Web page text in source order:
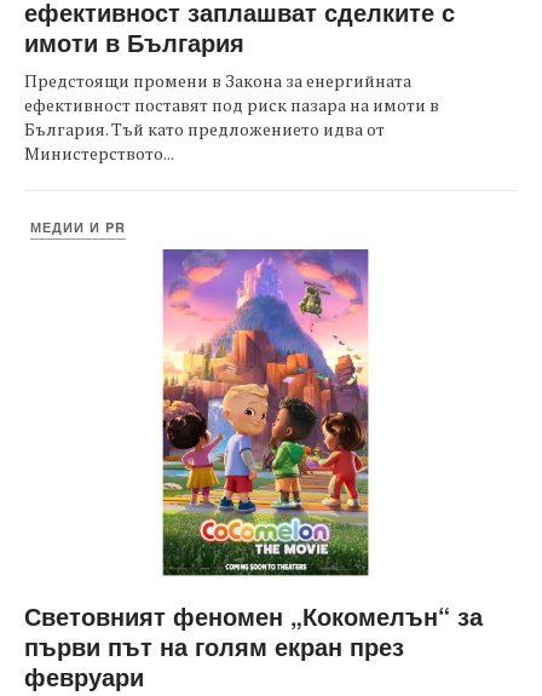
ефективност заплашват сделките с
имоти в България
Предстоящи промени в Закона за енергийната
ефективност поставят под риск пазара на имоти в
България. Тъй като предложението идва от
Министерството...
МЕДИИ И PR
Световният феномен „Кокомелън“ за
първи път на голям екран през
февруари